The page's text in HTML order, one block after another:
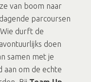
van boom naar
parcoursen
durft de
doen
samen met je
aan om de echte